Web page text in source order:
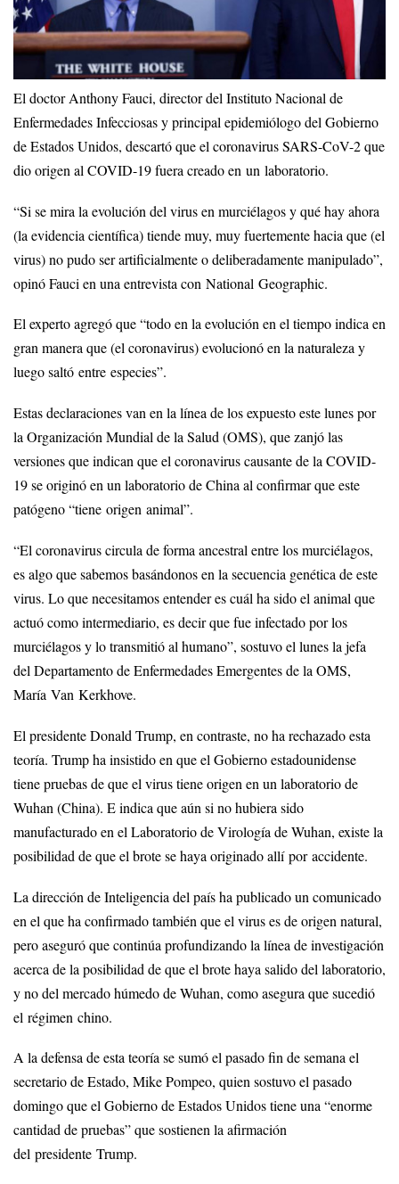
El doctor Anthony Fauci, director del Instituto Nacional de
Enfermedades Infecciosas y principal epidemiólogo del Gobierno
de Estados Unidos, descartó que el coronavirus SARS-CoV-2 que
dio origen al COVID-19 fuera creado en un laboratorio.
“Si se mira la evolución del virus en murciélagos y qué hay ahora
(la evidencia científica) tiende muy, muy fuertemente hacia que (el
virus) no pudo ser artificialmente o deliberadamente manipulado”,
opinó Fauci en una entrevista con National Geographic.
El experto agregó que “todo en la evolución en el tiempo indica en
gran manera que (el coronavirus) evolucionó en la naturaleza y
luego saltó entre especies”.
Estas declaraciones van en la línea de los expuesto este lunes por
la Organización Mundial de la Salud (OMS), que zanjó las
versiones que indican que el coronavirus causante de la COVID-
19 se originó en un laboratorio de China al confirmar que este
patógeno “tiene origen animal”.
“El coronavirus circula de forma ancestral entre los murciélagos,
es algo que sabemos basándonos en la secuencia genética de este
virus. Lo que necesitamos entender es cuál ha sido el animal que
actuó como intermediario, es decir que fue infectado por los
murciélagos y lo transmitió al humano”, sostuvo el lunes la jefa
del Departamento de Enfermedades Emergentes de la OMS,
María Van Kerkhove.
El presidente Donald Trump, en contraste, no ha rechazado esta
teoría. Trump ha insistido en que el Gobierno estadounidense
tiene pruebas de que el virus tiene origen en un laboratorio de
Wuhan (China). E indica que aún si no hubiera sido
manufacturado en el Laboratorio de Virología de Wuhan, existe la
posibilidad de que el brote se haya originado allí por accidente.
La dirección de Inteligencia del país ha publicado un comunicado
en el que ha confirmado también que el virus es de origen natural,
pero aseguró que continúa profundizando la línea de investigación
acerca de la posibilidad de que el brote haya salido del laboratorio,
y no del mercado húmedo de Wuhan, como asegura que sucedió
el régimen chino.
A la defensa de esta teoría se sumó el pasado fin de semana el
secretario de Estado, Mike Pompeo, quien sostuvo el pasado
domingo que el Gobierno de Estados Unidos tiene una “enorme
cantidad de pruebas” que sostienen la afirmación
del presidente Trump.